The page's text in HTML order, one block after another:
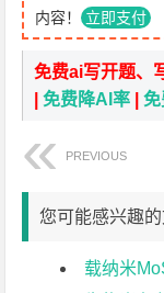
内容！ 立即支付
免费ai写开题、
|免费降AI率 |
PREVIOUS
您可能感兴趣
载纳米MoS2